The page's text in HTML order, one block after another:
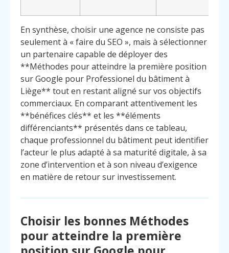
Contact
Appelez
En synthèse, choisir une agence ne consiste pas
seulement à « faire du SEO », mais à sélectionner
un partenaire capable de déployer des
**Méthodes pour atteindre la première position
sur Google pour Professionel du bâtiment à
Liège** tout en restant aligné sur vos objectifs
commerciaux. En comparant attentivement les
**bénéfices clés** et les **éléments
différenciants** présentés dans ce tableau,
chaque professionnel du bâtiment peut identifier
l’acteur le plus adapté à sa maturité digitale, à sa
zone d’intervention et à son niveau d’exigence
en matière de retour sur investissement.
Choisir les bonnes Méthodes
pour atteindre la première